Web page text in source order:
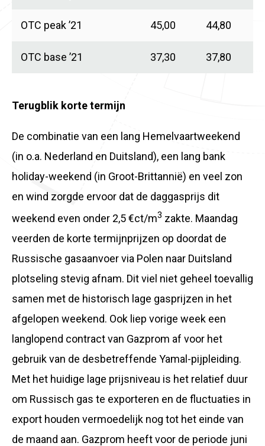
OTC peak ’21 45,00 44,80
OTC base ’21 37,30 37,80
Terugblik korte termijn
De combinatie van een lang Hemelvaartweekend
(in o.a. Nederland en Duitsland), een lang bank
holiday-weekend (in Groot-Brittannië) en veel zon
en wind zorgde ervoor dat de daggasprijs dit
weekend even onder 2,5 €ct/m3 zakte. Maandag
veerden de korte termijnprijzen op doordat de
Russische gasaanvoer via Polen naar Duitsland
plotseling stevig afnam. Dit viel niet geheel toevallig
samen met de historisch lage gasprijzen in het
afgelopen weekend. Ook liep vorige week een
langlopend contract van Gazprom af voor het
gebruik van de desbetreffende Yamal-pijpleiding.
Met het huidige lage prijsniveau is het relatief duur
om Russisch gas te exporteren en de fluctuaties in
export houden vermoedelijk nog tot het einde van
de maand aan. Gazprom heeft voor de periode juni